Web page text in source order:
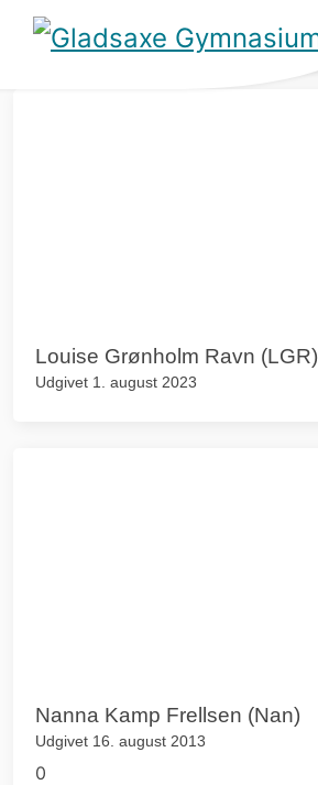
»Naturgeografi
Louise Grønholm Ravn (LGR)
Udgivet 1. august 2023
Nanna Kamp Frellsen (Nan)
Udgivet 16. august 2013
0